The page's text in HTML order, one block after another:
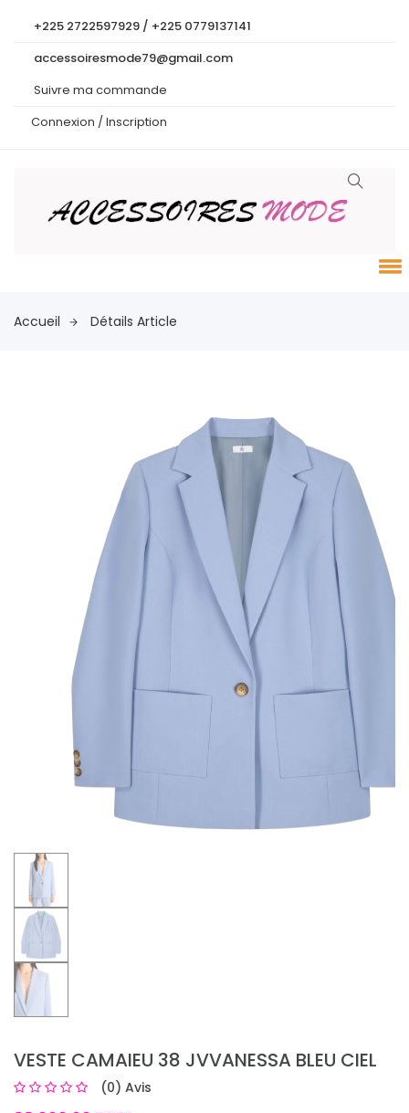
+225 2722597929 / +225 0779137141
accessoiresmode79@gmail.com
Suivre ma commande
Connexion /Inscription
Accueil Détails Article
VESTE CAMAIEU 38 JVVANESSA BLEU CIEL
(0) Avis